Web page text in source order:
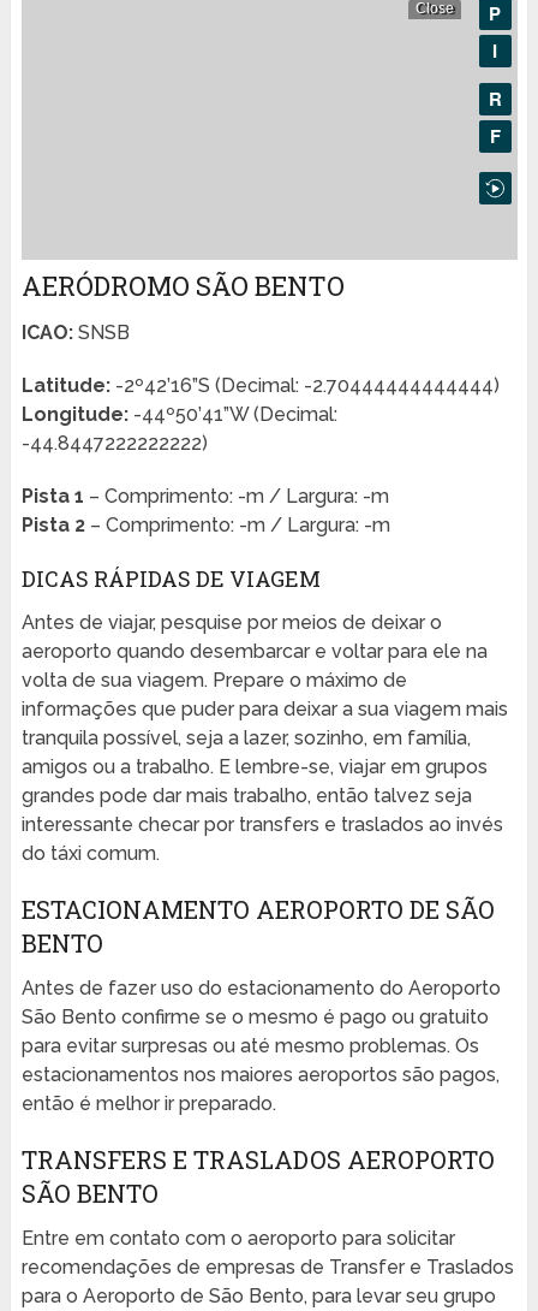
AERÓDROMO SÃO BENTO
ICAO:SNSB
Latitude:-2º42’16”S (Decimal: -2.70444444444444)
Longitude:-44º50’41”W (Decimal:
-44.8447222222222)
Pista 1 – Comprimento: -m / Largura: -m
Pista 2– Comprimento: -m / Largura: -m
DICAS RÁPIDAS DE VIAGEM
Antes de viajar, pesquise por meios de deixar o
aeroporto quando desembarcar e voltar para ele na
volta de sua viagem. Prepare o máximo de
informações que puder para deixar a sua viagem mais
tranquila possível, seja a lazer, sozinho, em família,
amigos ou a trabalho. E lembre-se, viajar em grupos
grandes pode dar mais trabalho, então talvez seja
interessante checar por transfers e traslados ao invés
do táxi comum.
ESTACIONAMENTO AEROPORTO DE SÃO
BENTO
Antes de fazer uso do estacionamento do Aeroporto
São Bento confirme se o mesmo é pago ou gratuito
para evitar surpresas ou até mesmo problemas. Os
estacionamentos nos maiores aeroportos são pagos,
então é melhor ir preparado.
TRANSFERS E TRASLADOS AEROPORTO
SÃO BENTO
Entre em contato com o aeroporto para solicitar
recomendações de empresas de Transfer e Traslados
para o Aeroporto de São Bento, para levar seu grupo